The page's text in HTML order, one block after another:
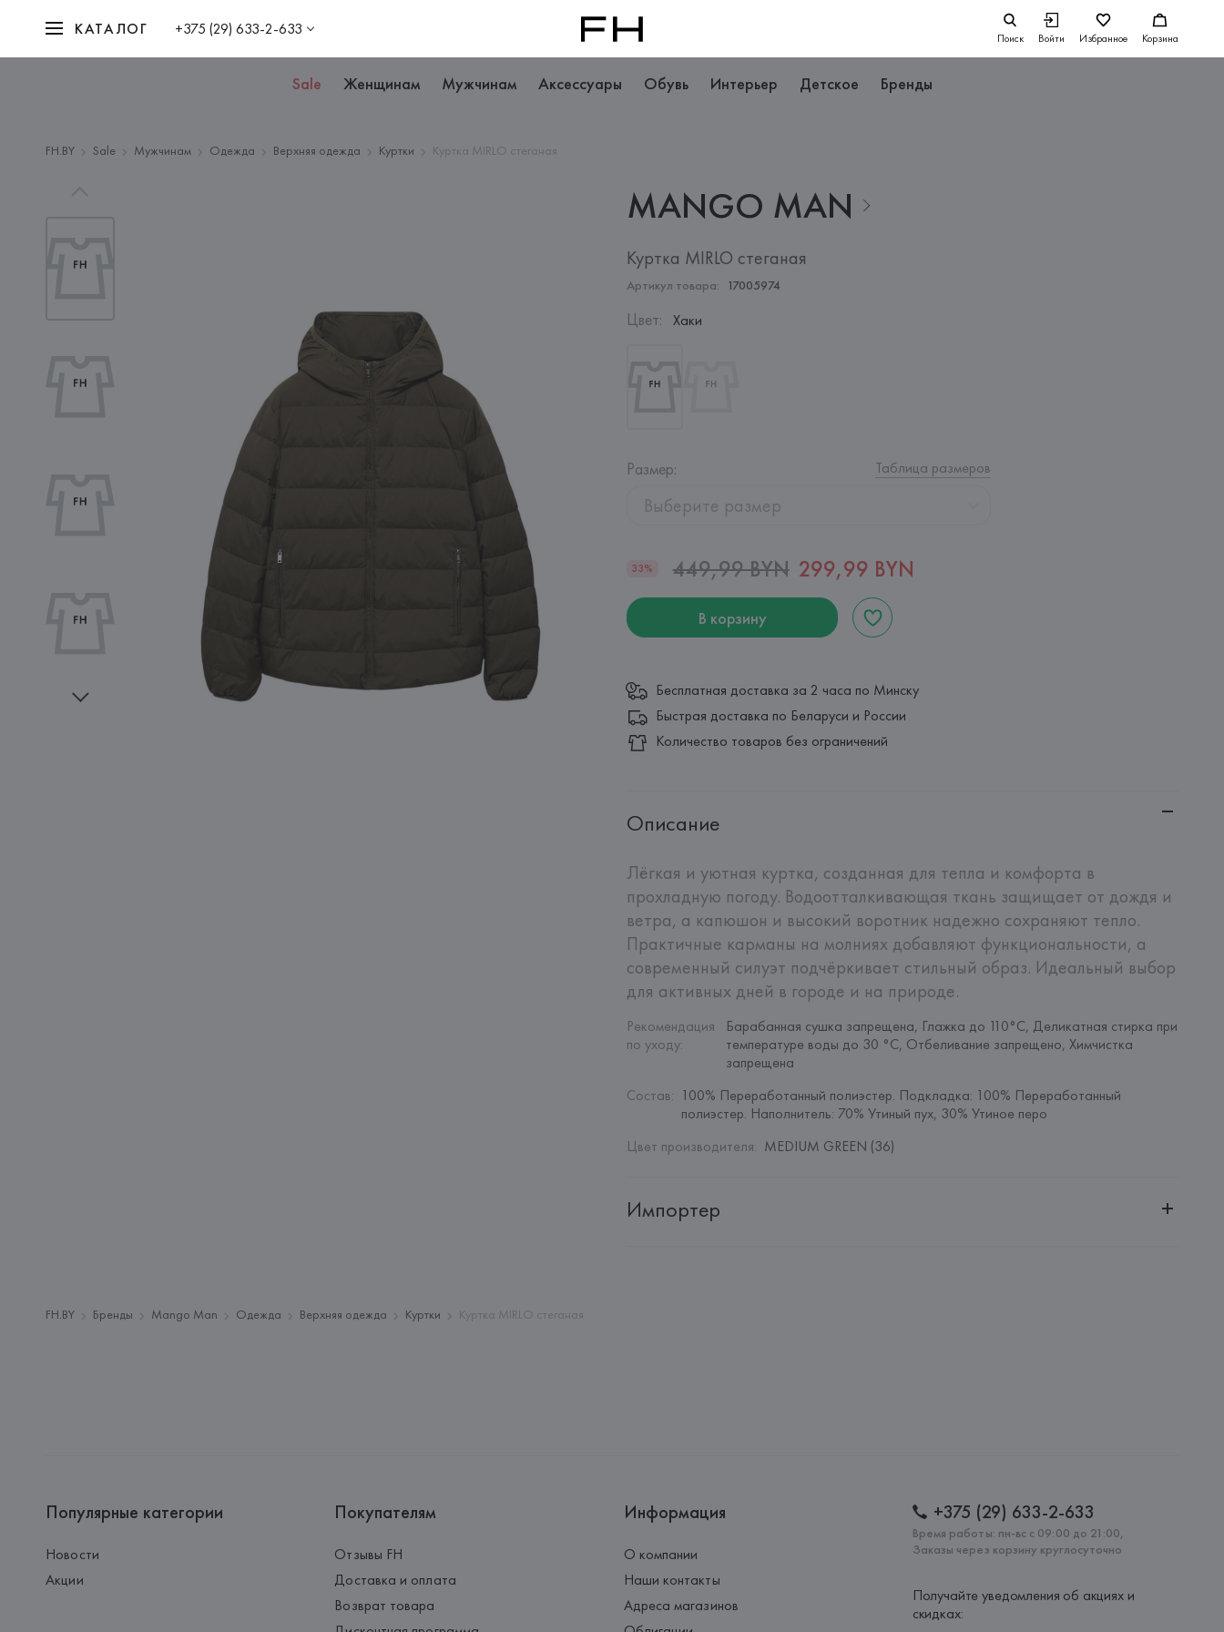
КАТАЛОГ +375 (29) 633-2-633 Поиск Войти Избранное Корзина
Sale Женщинам Мужчинам Аксессуары Обувь Интерьер Детское Бренды
FH.BY Sale Мужчинам Одежда Верхняя одежда Куртки Куртка MIRLO стеганая
MANGO MAN
Куртка MIRLO стеганая
Артикул товара: 17005974
Цвет: Хаки
Размер: Таблица размеров
Выберите размер
33% 449,99 BYN 299,99 BYN
В корзину
Бесплатная доставка за 2 часа по Минску
Быстрая доставка по Беларуси и России
Количество товаров без ограничений
Описание
Лёгкая и уютная куртка, созданная для тепла и комфорта в
прохладную погоду. Водоотталкивающая ткань защищает от дождя и
ветра, а капюшон и высокий воротник надежно сохраняют тепло.
Практичные карманы на молниях добавляют функциональности, а
современный силуэт подчёркивает стильный образ. Идеальный выбор
для активных дней в городе и на природе.
Рекомендация
по уходу:
Барабанная сушка запрещена, Глажка до 110°C, Деликатная стирка при
температуре воды до 30 °C, Отбеливание запрещено, Химчистка
запрещена
Состав: 100% Переработанный полиэстер. Подкладка: 100% Переработанный
полиэстер. Наполнитель: 70% Утиный пух, 30% Утиное перо
Цвет производителя: MEDIUM GREEN (36)
Импортер
FH.BY Бренды Mango Man Одежда Верхняя одежда Куртки Куртка MIRLO стеганая
Популярные категории
Новости
Акции
Покупателям
Отзывы FH
Доставка и оплата
Возврат товара
Информация
О компании
Наши контакты
Адреса магазинов
+375 (29) 633-2-633
Время работы: пн-вс с 09:00 до 21:00,
Заказы через корзину круглосуточно
Получайте уведомления об акциях и
скидках: